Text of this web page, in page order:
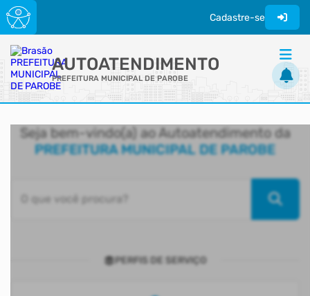
Cadastre-se
AUTOATENDIMENTO
PREFEITURA MUNICIPAL DE PAROBE
ACESSO RÁPIDO
Acessibilidade
Transparência
Seja bem-vindo(a) ao Autoatendimento da
PREFEITURA MUNICIPAL DE PAROBE
O que você procura?
PERFIS DE SERVIÇO